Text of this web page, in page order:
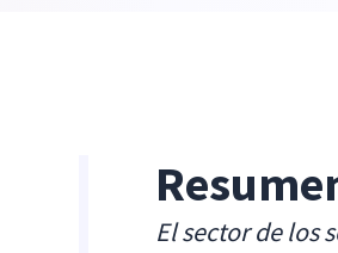
El sector de los